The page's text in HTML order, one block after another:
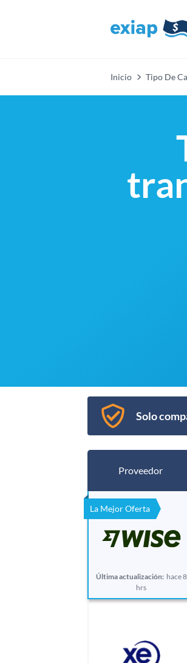
Inicio Tipo De
Solo
Proveedor
La Mejor Oferta
Última actualización: hace 8
hrs